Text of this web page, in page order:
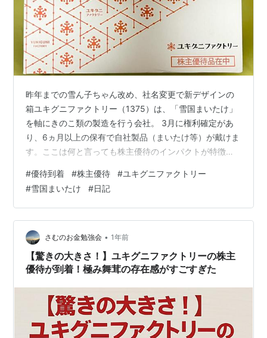
昨年までの雪ん子ちゃん改め、社名変更で新デザインの
箱ユキグニファクトリー（1375）は、「雪国まいたけ」
を軸にきのこ類の製造を行う会社。 3月に権利確定があ
り、6ヵ月以上の保有で自社製品（まいたけ等）が戴けま
す。ここは何と言っても株主優待のインパクトが特徴的
まいたけをきっかけに、自炊に目覚めるとか。 優待到着
時期 優待品のご紹介 社名変更で認知度も上がるかな？
株式情報 優待到着時期4月末～5月初旬： 優待案内 6月上
旬～7月下旬： 優待品の到着優待品は申し込みが必須
で、期日内にWebから手続きすると発送日が指定できま
す。 生のきのこが大量に届…
#優待到着 #株主優待 #ユキグニファクトリー
#雪国まいたけ #日記
さむのお金勉強会 • 1年前
【驚きの大きさ！】ユキグニファクトリーの株主
優待が到着！極み舞茸の存在感がすごすぎた